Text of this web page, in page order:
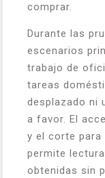
comprar.
Durante las
escenarios
trabajo de
tareas
desplazado ni
a favor. El
y el corte para
permite
obtenidas sin